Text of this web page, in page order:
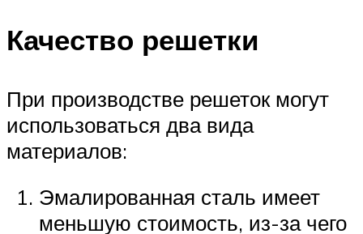
Качество решетки
При производстве решеток могут
использоваться два вида
материалов:
Эмалированная сталь имеет
меньшую стоимость, из-за чего